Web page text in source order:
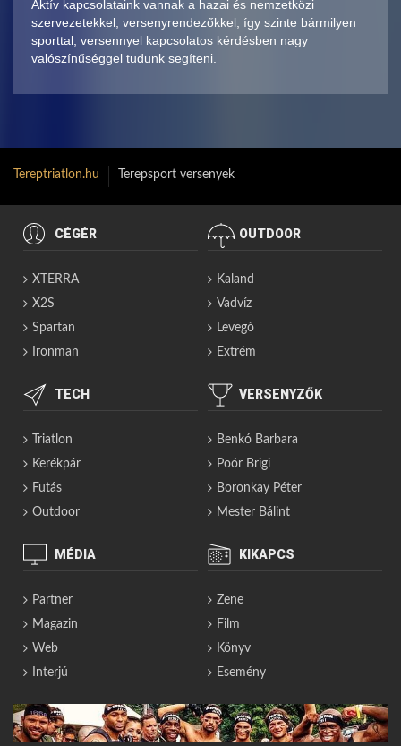
Aktív kapcsolataink vannak a hazai és nemzetközi
szervezetekkel, versenyrendezőkkel, így szinte bármilyen
sporttal, versennyel kapcsolatos kérdésben nagy
valószínűséggel tudunk segíteni.
Tereptriatlon.hu Terepsport versenyek
CÉGÉR
XTERRA
X2S
Spartan
Ironman
OUTDOOR
Kaland
Vadvíz
Levegő
Extrém
TECH
Triatlon
Kerékpár
Futás
Outdoor
VERSENYZŐK
Benkó Barbara
Poór Brigi
Boronkay Péter
Mester Bálint
MÉDIA
Partner
Magazin
Web
Interjú
KIKAPCS
Zene
Film
Könyv
Esemény